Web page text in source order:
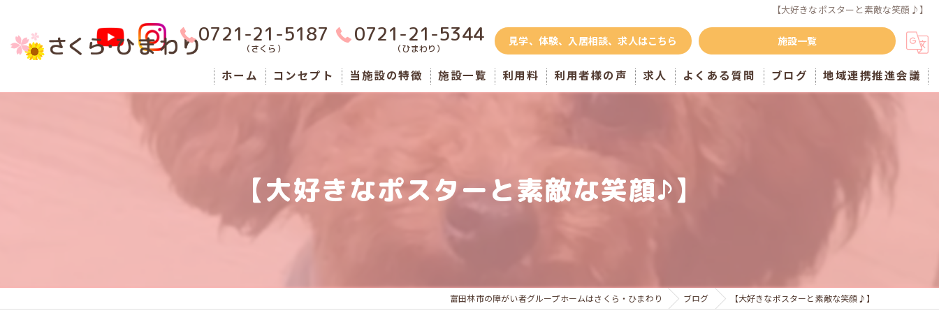
【大好きなポスターと素敵な笑顔♪】
0721-21-5187
（さくら）
0721-21-5344
（ひまわり）
見学、体験、入居相談、求人はこちら 施設一覧
ホーム コンセプト
障がい者
当施設の特徴 施設一覧
さくら西山台(男性棟)
ふくろうハウス
利用料 利用者様の声 求人 よくある質問 ブログ 地域連携推進会議
【大好きなポスターと素敵な笑顔♪】
富田林市の障がい者グループホームはさくら・ひまわり ブログ 【大好きなポスターと素敵な笑顔♪】